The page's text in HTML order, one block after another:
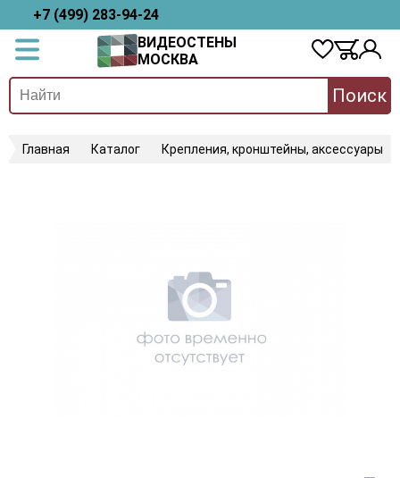
+7 (499) 283-94-24
ВИДЕОСТЕНЫ
МОСКВА
Поиск
Главная Каталог Крепления, кронштейны, аксессуары